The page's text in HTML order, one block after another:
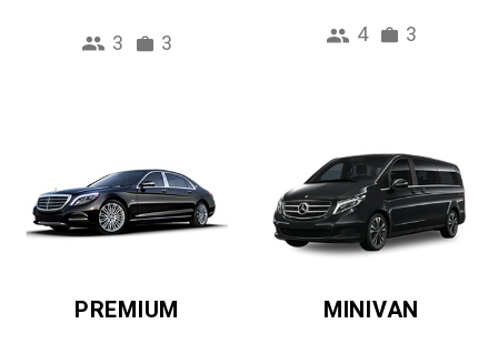
3 3 4 3
PREMIUM MINIVAN